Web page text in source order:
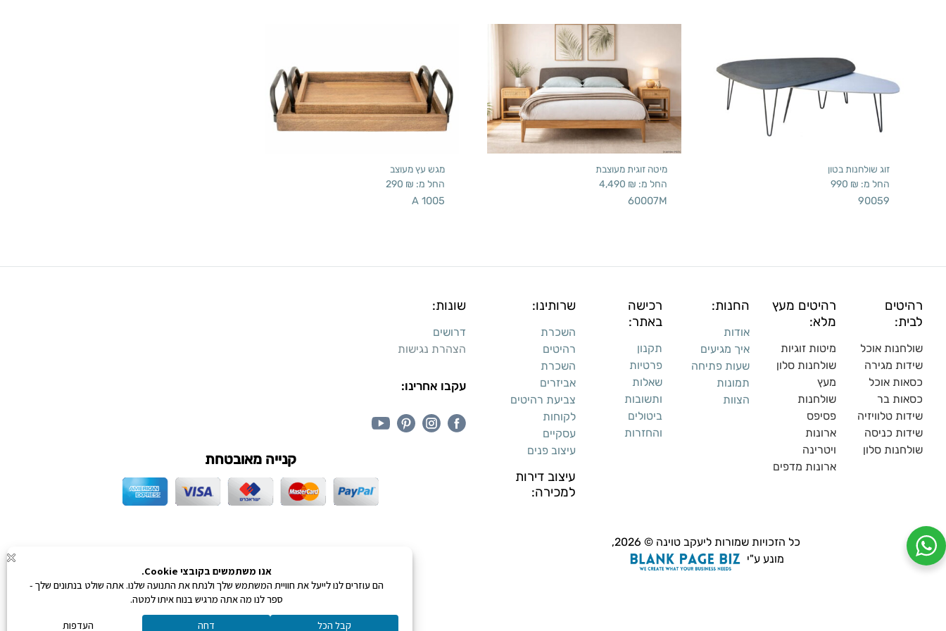
זוג שולחנות בטון
החל מ: 990 ₪
90059
מיטה זוגית מעוצבת
החל מ: 4,490 ₪
60007M
מגש עץ מעוצב
החל מ: 290 ₪
A 1005
רהיטים
לבית:
שולחנות אוכל
שידות מגירה
כסאות אוכל
כסאות בר
שידות טלוויזיה
שידות כניסה
שולחנות סלון
רהיטים מעץ
מלא:
מיטות זוגיות
שולחנות סלון
מעץ
שולחנות
פסיפס
ארונות
ויטרינה
ארונות מדפים
החנות:
אודות
איך מגיעים
שעות פתיחה
תמונות
הצוות
רכישה
באתר:
תקנון
פרטיות
שאלות
ותשובות
ביטולים
והחזרות
שרותינו:
השכרת
רהיטים
השכרת
אביזרים
צביעת רהיטים
לקוחות
עסקיים
עיצוב פנים
עיצוב דירות
למכירה:
כל הזכויות שמורות ליעקב טוינה © 2026,
מונע ע"י
שונות:
דרושים
הצהרת נגישות
עקבו אחרינו:
קנייה מאובטחת